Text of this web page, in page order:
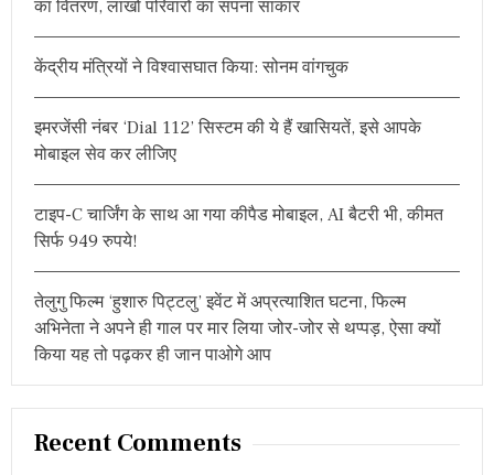
का वितरण, लाखों परिवारों का सपना साकार
केंद्रीय मंत्रियों ने विश्वासघात किया: सोनम वांगचुक
इमरजेंसी नंबर ‘Dial 112’ सिस्टम की ये हैं खासियतें, इसे आपके
मोबाइल सेव कर लीजिए
टाइप-C चार्जिंग के साथ आ गया कीपैड मोबाइल, AI बैटरी भी, कीमत
सिर्फ 949 रुपये!
तेलुगु फिल्म ‘हुशारु पिट्टलु’ इवेंट में अप्रत्याशित घटना, फिल्म
अभिनेता ने अपने ही गाल पर मार लिया जोर-जोर से थप्पड़, ऐसा क्यों
किया यह तो पढ़कर ही जान पाओगे आप
Recent Comments